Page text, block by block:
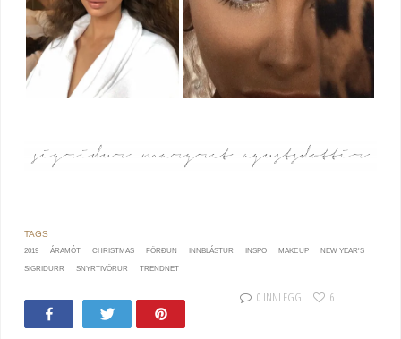
2019 ÁRAMÓT CHRISTMAS FÖRÐUN INNBLÁSTUR INSPO MAKE UP NEW YEAR'S
SIGRIDURR SNYRTIVÖRUR TRENDNET
Tweet
0 INNLEGG 6